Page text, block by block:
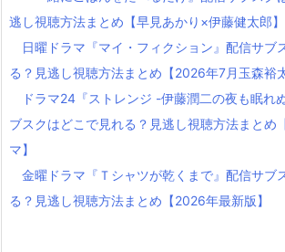
逃し視聴方法まとめ【早見あかり×伊藤健太郎】
日曜ドラマ『マイ・フィクション』配信サブ
る？見逃し視聴方法まとめ【2026年7月玉森裕
ドラマ24『ストレンジ -伊藤潤二の夜も眠れ
ブスクはどこで見れる？見逃し視聴方法まとめ
マ】
金曜ドラマ『Ｔシャツが乾くまで』配信サブ
る？見逃し視聴方法まとめ【2026年最新版】